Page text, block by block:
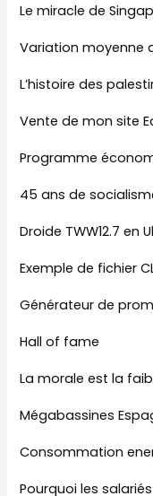
Le miracle de
Variation moyenne
L’histoire des
Vente de mon site
Programme
45 ans de
Droide TWW12.7
Exemple de fichier
Générateur de
Hall of fame
La morale est la
Mégabassines
Consommation
Pourquoi les